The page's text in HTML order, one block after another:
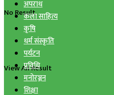
No Result
View All Result
अपराध
कला साहित्य
कृषि
धर्म संस्कृति
पर्यटन
प्रविधि
मनोरञ्जन
शिक्षा